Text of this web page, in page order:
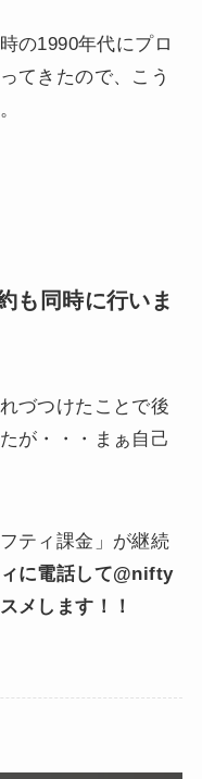
の1990年代にプロ
てきたので、こう
も同時に行いま
づつけたことで後
が・・・まぁ自己
ティ課金」が継続
に電話して@nifty
メします！！